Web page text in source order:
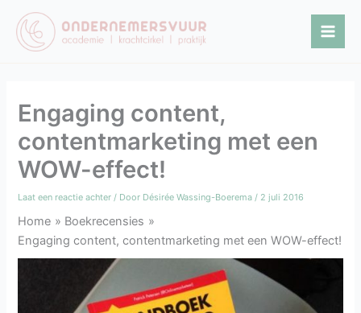
naar
Engaging content,
contentmarketing met een
WOW-effect!
Laat een reactie achter / Door Désirée Wassing-Boerema/ 2 juli 2016
Home
Boekrecensies
Engaging content, contentmarketing met een WOW-effect!